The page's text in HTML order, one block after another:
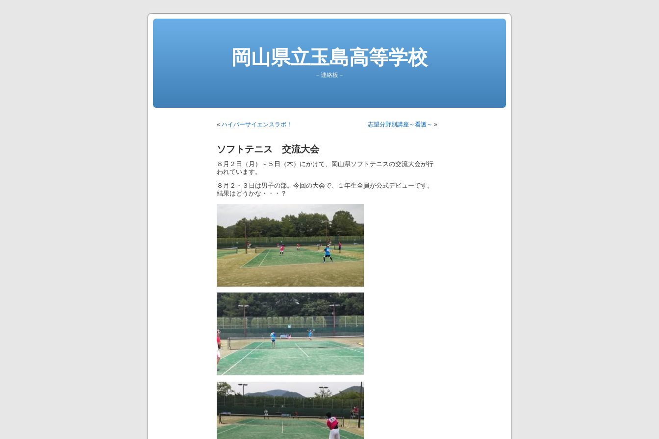
岡山県立玉島高等学校
－連絡板－
« ハイパーサイエンスラボ！ 志望分野別講座～看護～ »
ソフトテニス 交流大会
８月２日（月）～５日（木）にかけて、岡山県ソフトテニスの交流大会が行
われています。
８月２・３日は男子の部。今回の大会で、１年生全員が公式デビューです。
結果はどうかな・・・？